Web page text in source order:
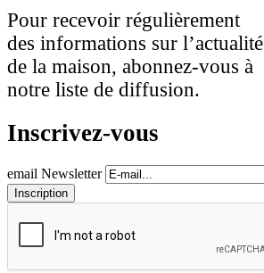
Pour recevoir régulièrement
des informations sur l’actualité
de la maison, abonnez-vous à
notre liste de diffusion.
Inscrivez-vous
email Newsletter